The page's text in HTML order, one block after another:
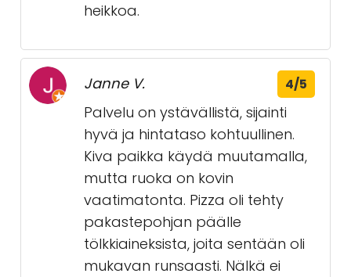
heikkoa.
Janne V. 4/5
Palvelu on ystävällistä, sijainti
hyvä ja hintataso kohtuullinen.
Kiva paikka käydä muutamalla,
mutta ruoka on kovin
vaatimatonta. Pizza oli tehty
pakastepohjan päälle
tölkkiaineksista, joita sentään oli
mukavan runsaasti. Nälkä ei